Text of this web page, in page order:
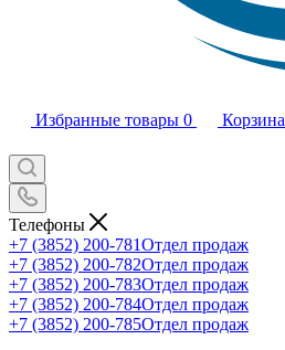
Избранные товары 0 Корзина
Телефоны
+7 (3852) 200-781Отдел продаж
+7 (3852) 200-782Отдел продаж
+7 (3852) 200-783Отдел продаж
+7 (3852) 200-784Отдел продаж
+7 (3852) 200-785Отдел продаж